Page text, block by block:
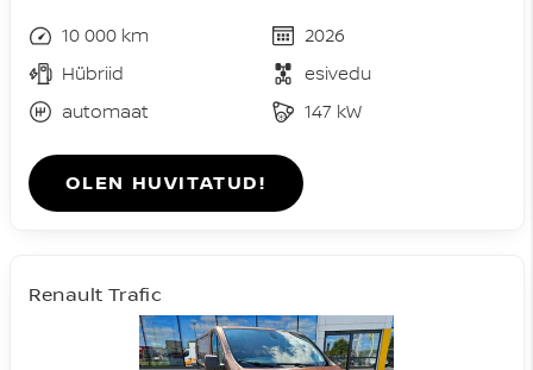
10 000 km
2026
Hübriid
esivedu
automaat
147 kW
OLEN HUVITATUD!
Renault Trafic